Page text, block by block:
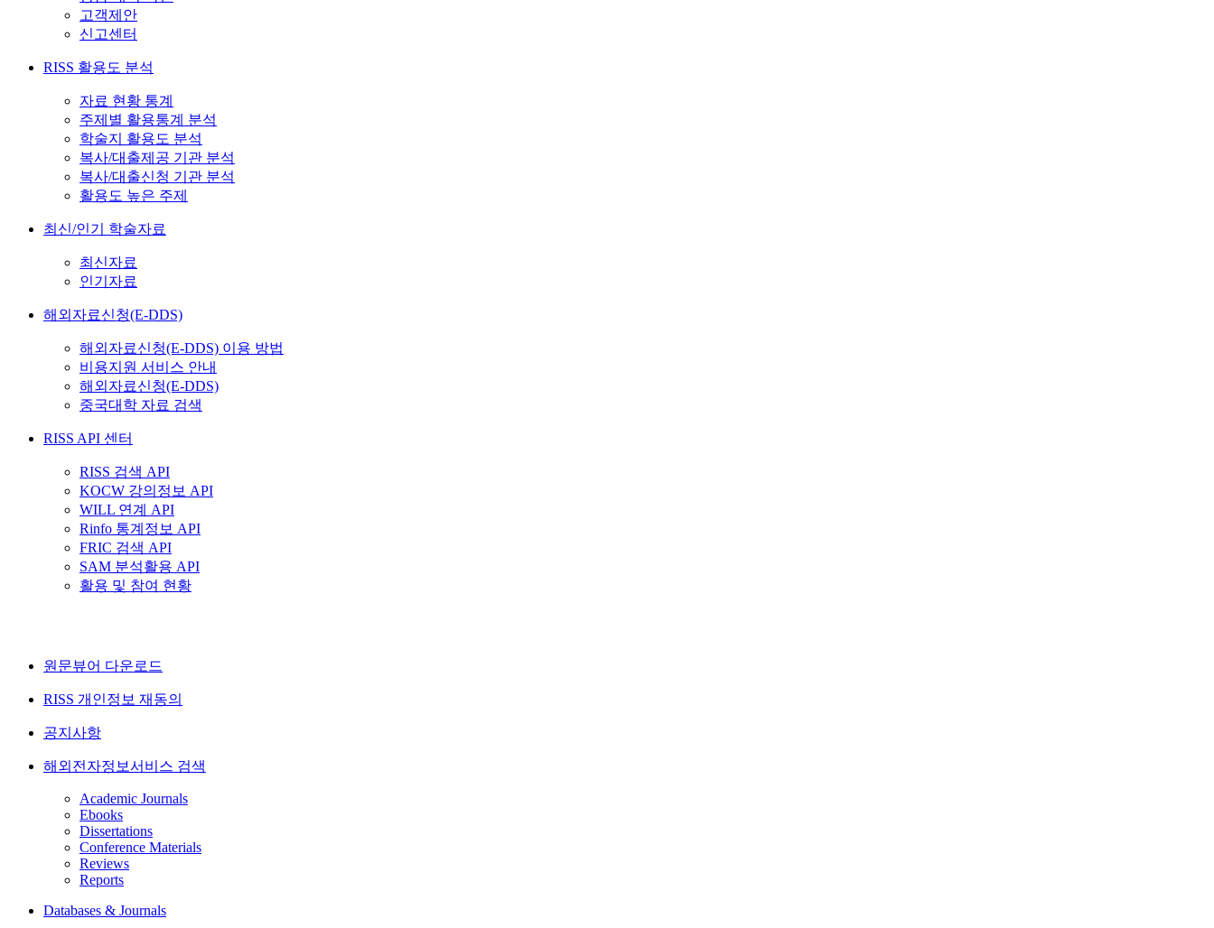
고객제안
신고센터
RISS 활용도 분석
자료 현황 통계
주제별 활용통계 분석
학술지 활용도 분석
복사/대출제공 기관 분석
복사/대출신청 기관 분석
활용도 높은 주제
최신/인기 학술자료
최신자료
인기자료
해외자료신청(E-DDS)
해외자료신청(E-DDS) 이용 방법
비용지원 서비스 안내
해외자료신청(E-DDS)
중국대학 자료 검색
RISS API 센터
RISS 검색 API
KOCW 강의정보 API
WILL 연계 API
Rinfo 통계정보 API
FRIC 검색 API
SAM 분석활용 API
활용 및 참여 현황
원문뷰어 다운로드
RISS 개인정보 재동의
공지사항
해외전자정보서비스 검색
Academic Journals
Ebooks
Dissertations
Conference Materials
Reviews
Reports
Databases & Journals